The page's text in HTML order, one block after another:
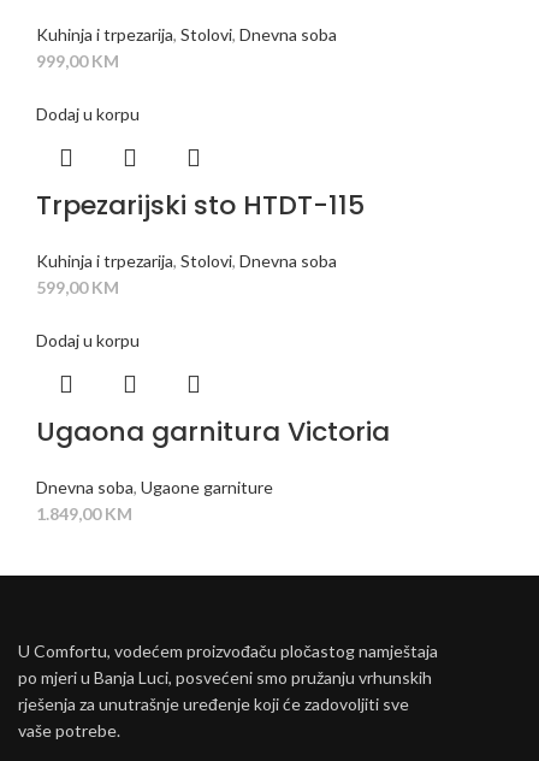
Kuhinja i trpezarija, Stolovi, Dnevna soba
999,00KM
Dodaj u korpu
Trpezarijski sto HTDT-115
Kuhinja i trpezarija, Stolovi, Dnevna soba
599,00KM
Dodaj u korpu
Ugaona garnitura Victoria
Dnevna soba, Ugaone garniture
1.849,00KM
U Comfortu, vodećem proizvođaču pločastog namještaja
po mjeri u Banja Luci, posvećeni smo pružanju vrhunskih
rješenja za unutrašnje uređenje koji će zadovoljiti sve
vaše potrebe.